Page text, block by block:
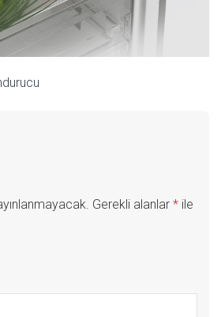
Gerekli alanlar * ile